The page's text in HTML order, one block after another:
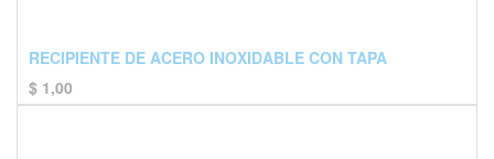
RECIPIENTE DE ACERO INOXIDABLE CON TAPA
$ 1,00